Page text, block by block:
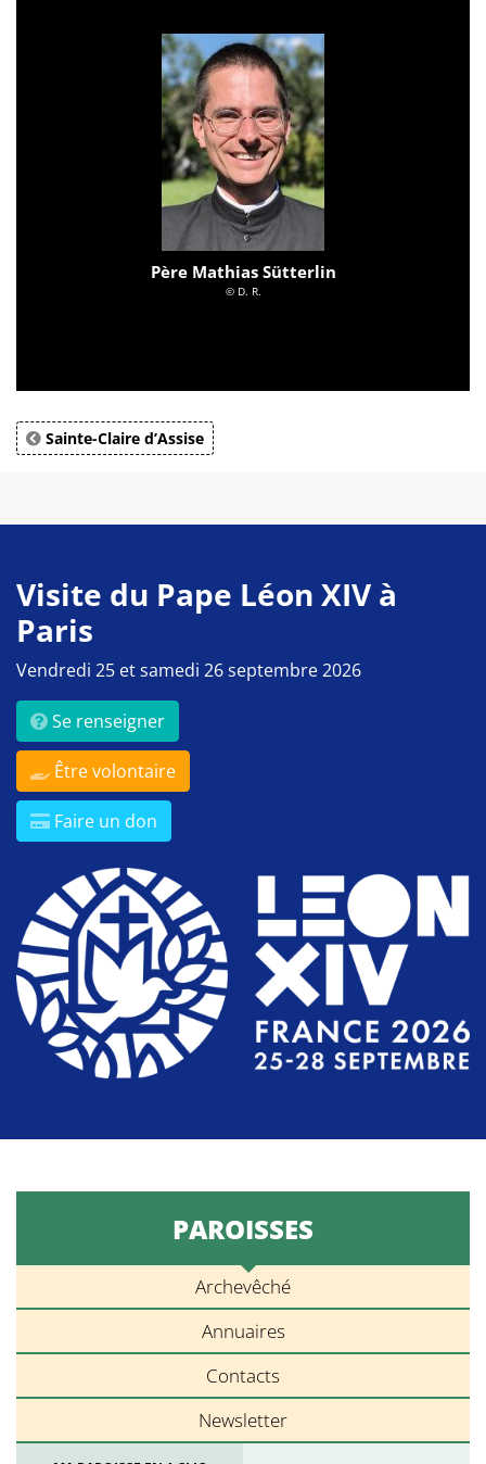
Père Mathias Sütterlin
© D. R.
Sainte-Claire d’Assise
Visite du Pape Léon XIV à
Paris
Vendredi 25 et samedi 26 septembre 2026
Se renseigner
Être volontaire
Faire un don
PAROISSES
Archevêché
Annuaires
Contacts
Newsletter